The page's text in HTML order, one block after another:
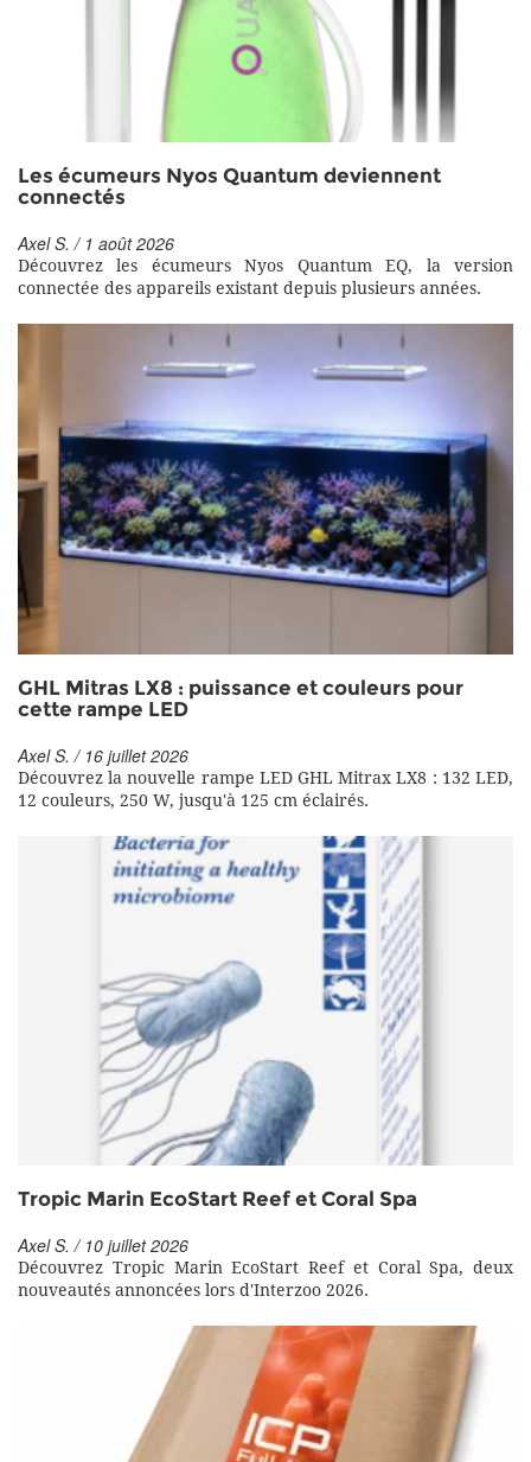
Les écumeurs Nyos Quantum deviennent
connectés
Axel S. / 1 août 2026
Découvrez les écumeurs Nyos Quantum EQ, la version
connectée des appareils existant depuis plusieurs années.
GHL Mitras LX8 : puissance et couleurs pour
cette rampe LED
Axel S. / 16 juillet 2026
Découvrez la nouvelle rampe LED GHL Mitrax LX8 : 132 LED,
12 couleurs, 250 W, jusqu'à 125 cm éclairés.
Tropic Marin EcoStart Reef et Coral Spa
Axel S. / 10 juillet 2026
Découvrez Tropic Marin EcoStart Reef et Coral Spa, deux
nouveautés annoncées lors d'Interzoo 2026.